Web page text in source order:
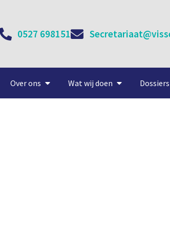
0527 698151
Over ons Wat wij doen Dossiers